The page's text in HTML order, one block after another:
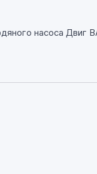
насоса Двиг